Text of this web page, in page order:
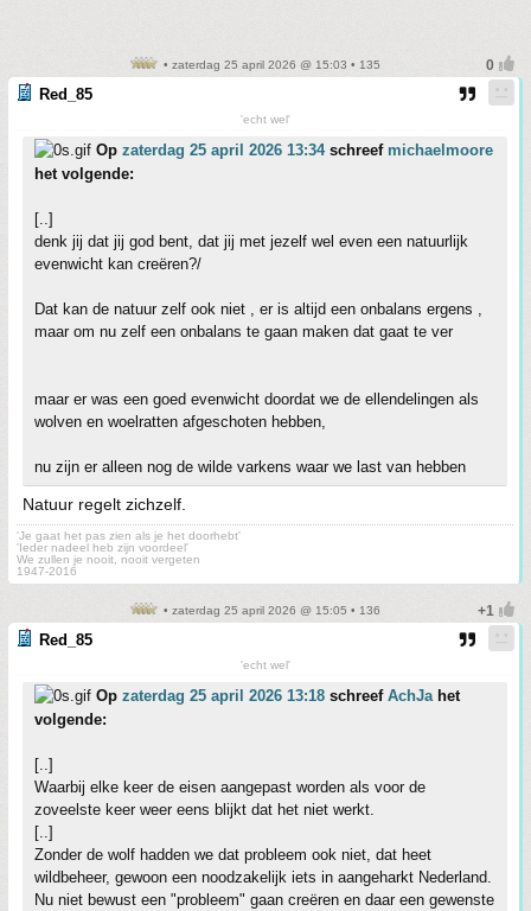
• zaterdag 25 april 2026 @ 15:03 • 135
Red_85
'echt wel'
Op zaterdag 25 april 2026 13:34schreef michaelmoore
het volgende:
[..]
denk jij dat jij god bent, dat jij met jezelf wel even een natuurlijk
evenwicht kan creëren?/
Dat kan de natuur zelf ook niet , er is altijd een onbalans ergens ,
maar om nu zelf een onbalans te gaan maken dat gaat te ver
maar er was een goed evenwicht doordat we de ellendelingen als
wolven en woelratten afgeschoten hebben,
nu zijn er alleen nog de wilde varkens waar we last van hebben
Natuur regelt zichzelf.
'Je gaat het pas zien als je het doorhebt'
'Ieder nadeel heb zijn voordeel'
We zullen je nooit, nooit vergeten
1947-2016
• zaterdag 25 april 2026 @ 15:05 • 136
Red_85
'echt wel'
Op zaterdag 25 april 2026 13:18 schreef AchJahet
volgende:
[..]
Waarbij elke keer de eisen aangepast worden als voor de
zoveelste keer weer eens blijkt dat het niet werkt.
[..]
Zonder de wolf hadden we dat probleem ook niet, dat heet
wildbeheer, gewoon een noodzakelijk iets in aangeharkt Nederland.
Nu niet bewust een "probleem" gaan creëren en daar een gewenste